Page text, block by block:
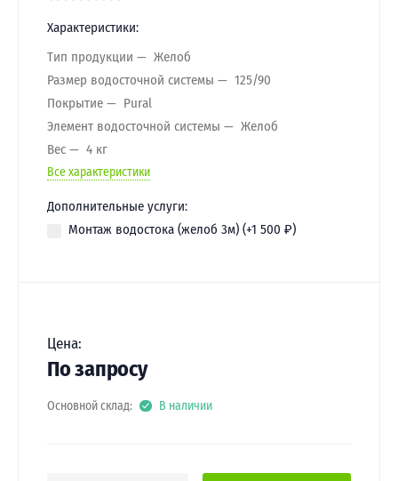
Характеристики:
Тип продукции
Желоб
Размер водосточной системы
125/90
Покрытие
Pural
Элемент водосточной системы
Желоб
Вес
4 кг
Все характеристики
Дополнительные услуги:
Монтаж водостока (желоб 3м) (+1 500 ₽)
Цена:
По запросу
Основной склад: В наличии